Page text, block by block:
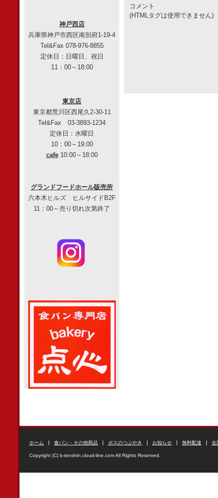
コメント
(HTMLタグは使用できません)
神戸西店
兵庫県神戸市西区南別府1-19-4
Tel&Fax 078-976-8855
定休日：日曜日、祝日
11：00～18:00
東京店
東京都荒川区西尾久2-30-11
Tel&Fax 03-3893-1234
定休日：水曜日
10：00～19:00
cafe10:00～18:00
グランドフードホール販売所
六本木ヒルズ ヒルサイドB2F
11：00～売り切れ次第終了
ホーム 食パン・その他商品 ボスのつぶやき お知らせ 無料配達 全
Copyright (C) b-tenshin.cloud-line.com All Rights Reserved.